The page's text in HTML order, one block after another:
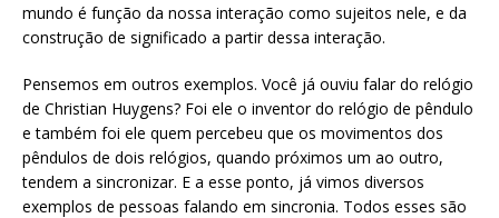
mundo é função da nossa interação como sujeitos nele, e da
construção de significado a partir dessa interação.
Pensemos em outros exemplos. Você já ouviu falar do relógio
de Christian Huygens? Foi ele o inventor do relógio de pêndulo
e também foi ele quem percebeu que os movimentos dos
pêndulos de dois relógios, quando próximos um ao outro,
tendem a sincronizar. E a esse ponto, já vimos diversos
exemplos de pessoas falando em sincronia. Todos esses são